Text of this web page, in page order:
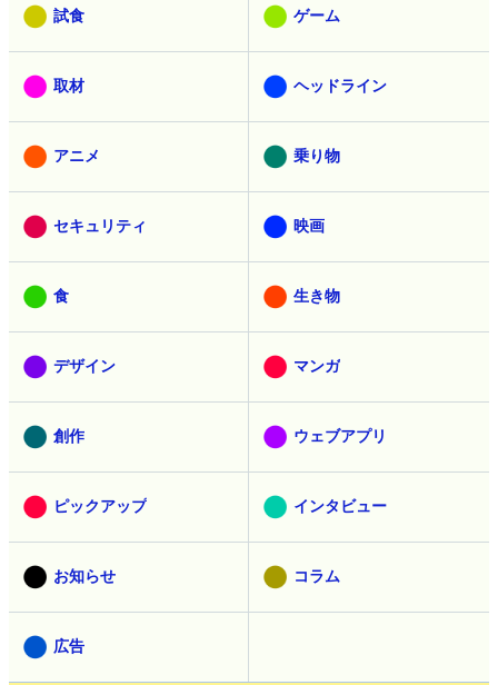
試食 ゲーム
取材 ヘッドライン
アニメ 乗り物
セキュリティ 映画
食 生き物
デザイン マンガ
創作 ウェブアプリ
ピックアップ インタビュー
お知らせ コラム
広告